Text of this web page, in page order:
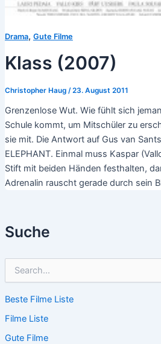
Suche
h
n
n
Beste Filme Liste
Filme Liste
Gute Filme
Drama, Gute Filme
Klass (2007)
Christopher Haug /23. August 2011
Grenzenlose Wut. Wie fühlt sich
Schule kommt, um Mitschüler zu
sie mit. Die Antwort auf Gus van
ELEPHANT. Einmal muss Kaspar
Stift mit beiden Händen festhalten,
Adrenalin rauscht gerade durch sein